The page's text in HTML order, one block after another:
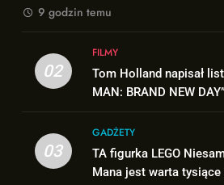
ekipy
NEW DAY”
FILMY
3
TA figurka
9 godzin temu
02
FILMY
Tom Holland napisał
MAN: BRAND NEW
03
GADŻETY
TA figurka LEGO
Mana jest warta tysiące
Kit Connor
„X-MEN”
2
Tom Holland